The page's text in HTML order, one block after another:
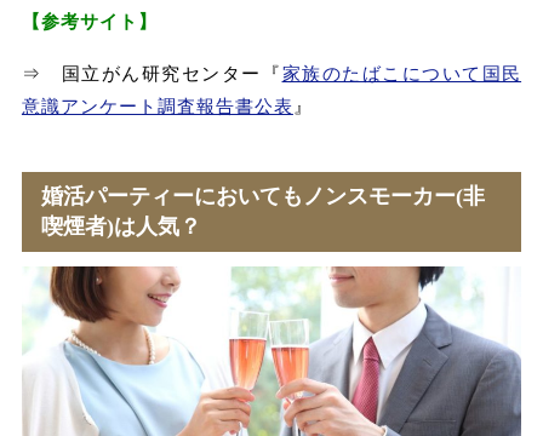
【参考サイト】
⇒ 国立がん研究センター『家族のたばこについて国民
意識アンケート調査報告書公表』
婚活パーティーにおいてもノンスモーカー(非
喫煙者)は人気？